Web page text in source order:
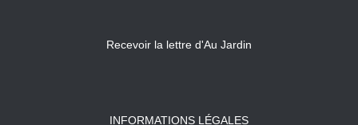
Recevoir la lettre d'Au Jardin
INFORMATIONS LÉGALES